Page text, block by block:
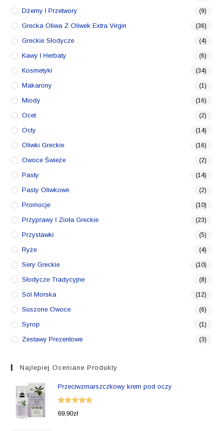
Dżemy I Przetwory (9)
Grecka Oliwa Z Oliwek Extra Virgin (36)
Greckie Słodycze (4)
Kawy I Herbaty (6)
Kosmetyki (34)
Makarony (1)
Miody (16)
Ocet (2)
Octy (14)
Oliwki Greckie (16)
Owoce Świeże (2)
Pasty (14)
Pasty Oliwkowe (2)
Promocje (10)
Przyprawy I Zioła Greckie (23)
Przystawki (5)
Ryże (4)
Sery Greckie (10)
Słodycze Tradycyjne (8)
Sól Morska (12)
Suszone Owoce (6)
Syrop (1)
Zestawy Prezentowe (3)
Najlepiej Oceniane Produkty
Przeciwzmarszczkowy krem pod oczy
Oceniono
69,90zł